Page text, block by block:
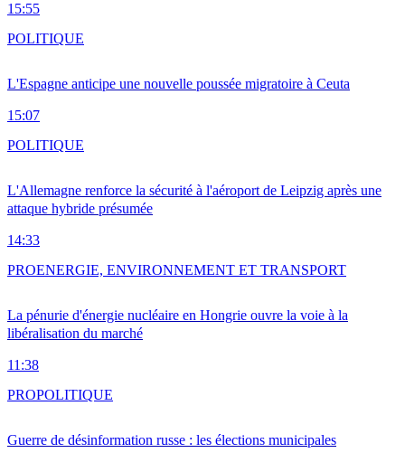
15:55
L'Espagne anticipe une nouvelle poussée migratoire à Ceuta
15:07
POLITIQUE
L'Allemagne renforce la sécurité à l'aéroport de Leipzig après une
attaque hybride présumée
14:33
POLITIQUE
La pénurie d'énergie nucléaire en Hongrie ouvre la voie à la
libéralisation du marché
11:38
PROENERGIE, ENVIRONNEMENT ET TRANSPORT
Guerre de désinformation russe : les élections municipales
PROPOLITIQUE